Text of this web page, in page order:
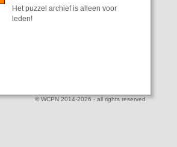
Het puzzel archief is alleen voor
leden!
© WCPN 2014-2026 - all rights reserved